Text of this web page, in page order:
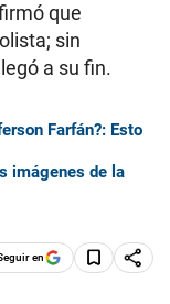
que
sin
a su fin.
Farfán?: Esto
imágenes de la
en